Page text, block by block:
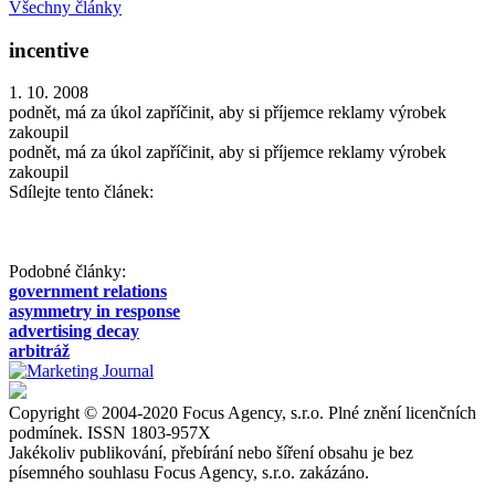
Všechny články
incentive
1. 10. 2008
podnět, má za úkol zapříčinit, aby si příjemce reklamy výrobek
zakoupil
podnět, má za úkol zapříčinit, aby si příjemce reklamy výrobek
zakoupil
Sdílejte tento článek:
Podobné články:
government relations
asymmetry in response
advertising decay
arbitráž
Copyright © 2004-2020 Focus Agency, s.r.o. Plné znění licenčních
podmínek. ISSN 1803-957X
Jakékoliv publikování, přebírání nebo šíření obsahu je bez
písemného souhlasu Focus Agency, s.r.o. zakázáno.